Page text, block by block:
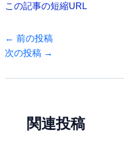
この記事の短縮URL
← 前の投稿
次の投稿 →
関連投稿